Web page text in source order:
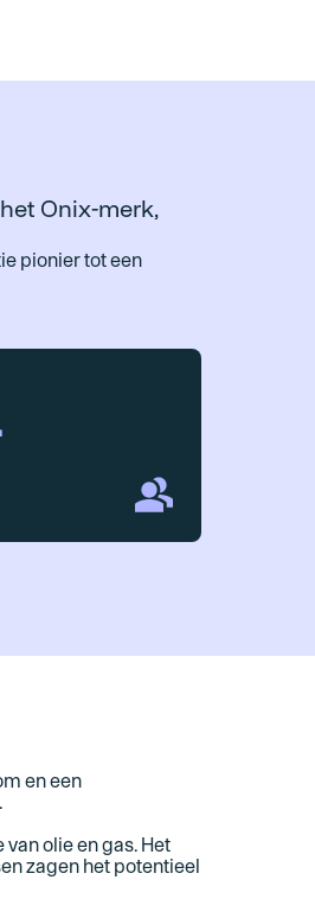
Onix-merk,
pionier tot een
en een
olie en gas. Het
zagen het potentieel